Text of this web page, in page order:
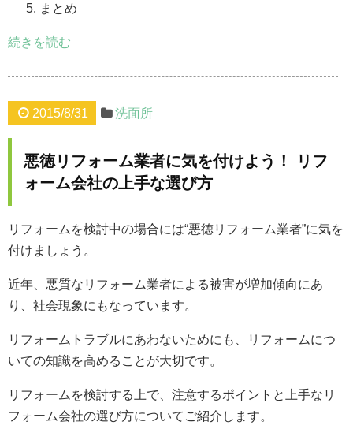
まとめ
続きを読む
2015/8/31 洗面所
悪徳リフォーム業者に気を付けよう！ リフ
ォーム会社の上手な選び方
リフォームを検討中の場合には“悪徳リフォーム業者”に気を
付けましょう。
近年、悪質なリフォーム業者による被害が増加傾向にあ
り、社会現象にもなっています。
リフォームトラブルにあわないためにも、リフォームにつ
いての知識を高めることが大切です。
リフォームを検討する上で、注意するポイントと上手なリ
フォーム会社の選び方についてご紹介します。